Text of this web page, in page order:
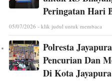
Peringatan Hari
05/07/2026 - klik judul untuk membaca
Polresta
Pencurian Dan
Di Kota Jayapura